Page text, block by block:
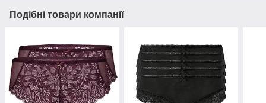
Подібні товари компанії